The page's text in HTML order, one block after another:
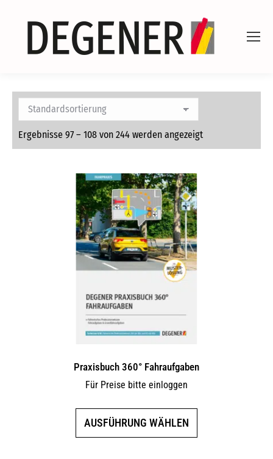
Ergebnisse 97 – 108 von 244 werden angezeigt
Praxisbuch 360° Fahraufgaben
Für Preise bitte einloggen
AUSFÜHRUNG WÄHLEN